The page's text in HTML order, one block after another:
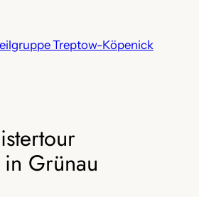
Treptow-Köpenick
Grünau